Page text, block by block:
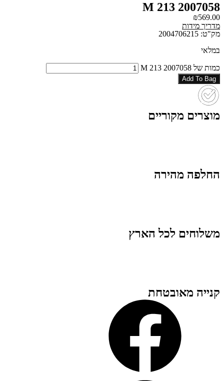
2007058 213 M
₪569.00
מדריך מידות
מק"ט: 2004706215
במלאי
כמות של 2007058 213 M
Add To Bag
מוצרים מקוריים
החלפה מהירה
משלוחים לכל הארץ
קנייה מאובטחת